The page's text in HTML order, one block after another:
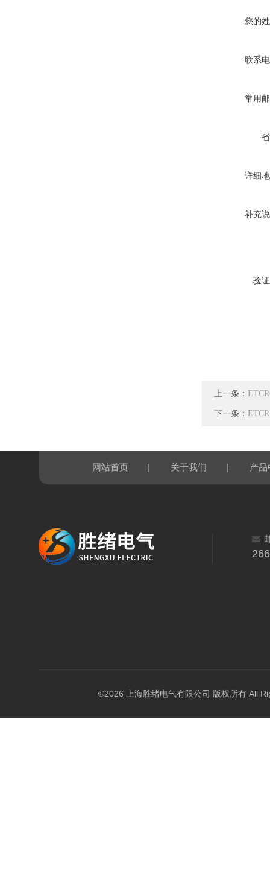
您的
联系
常用
详细
补充
验
上一条：
下一条：
网站首页 | 关于我们 | 产品
©2026 上海胜绪电气有限公司 版权所有 All